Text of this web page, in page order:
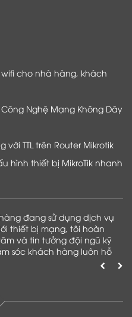
cho nhà hàng, khách
Công Nghệ Mạng Không Dây
TTL trên Router Mikrotik
hình thiết bị MikroTik nhanh
đang sử dụng dịch vụ
thiết bị mạng, tôi hoàn
và tin tưởng đội ngũ kỹ
sóc khách hàng luôn hỗ